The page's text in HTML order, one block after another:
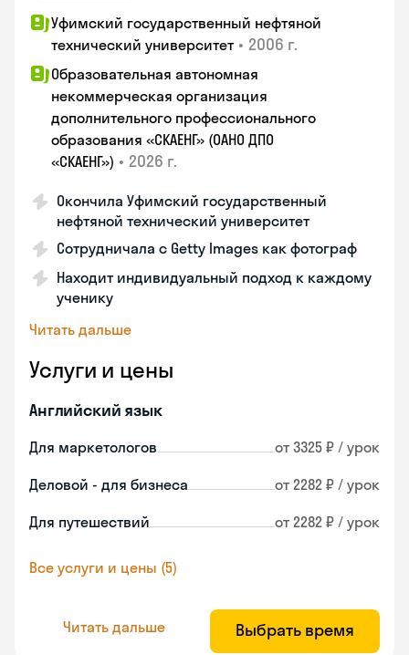
Уфимский государственный нефтяной
технический университет • 2006 г.
Образовательная автономная
некоммерческая организация
дополнительного профессионального
образования «СКАЕНГ» (ОАНО ДПО
«СКАЕНГ») • 2026 г.
Окончила Уфимский государственный
нефтяной технический университет
Сотрудничала с Getty Images как фотограф
Находит индивидуальный подход к каждому
ученику
Читать дальше
Услуги и цены
Английский язык
Для маркетологов от 3325 ₽ / урок
Деловой - для бизнеса от 2282 ₽ / урок
Для путешествий от 2282 ₽ / урок
Все услуги и цены (5)
Читать дальше Выбрать время